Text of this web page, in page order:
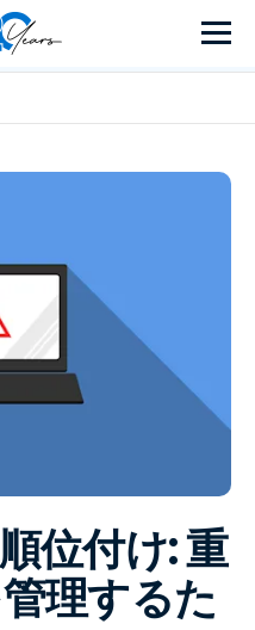
位付け: 重
理するた